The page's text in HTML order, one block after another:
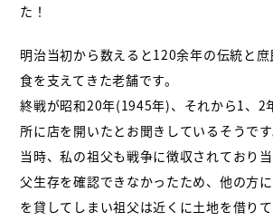
た！
明治当初から数えると120余年の伝統と
食を支えてきた老舗です。
終戦が昭和20年(1945年)、それから1、2
所に店を開いたとお聞きしているそうです
当時、私の祖父も戦争に徴収されており
父生存を確認できなかったため、他の方
を貸してしまい祖父は近くに土地を借り